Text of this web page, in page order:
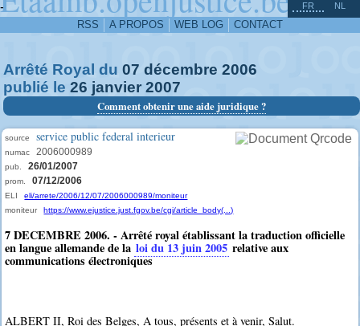
-
RSS A PROPOS WEB LOG CONTACT
FR NL
Arrêté Royal du 07 décembre 2006
publié le 26 janvier 2007
Comment obtenir une aide juridique ?
source service public federal interieur
numac 2006000989
pub. 26/01/2007
prom. 07/12/2006
ELI
eli/arrete/2006/12/07/2006000989/moniteur
moniteur
https://www.ejustice.just.fgov.be/cgi/article_body(...)
7 DECEMBRE 2006. - Arrêté royal établissant la traduction officielle
en langue allemande de la loi du 13 juin 2005 relative aux
communications électroniques
ALBERT II, Roi des Belges, A tous, présents et à venir, Salut.
^